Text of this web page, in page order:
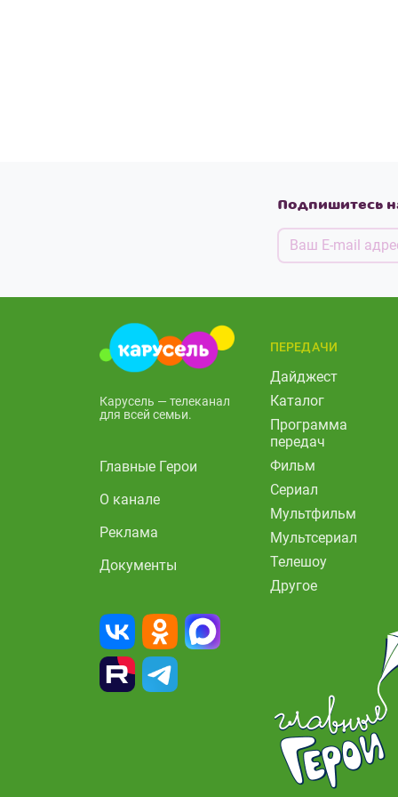
Подпишитесь
Карусель — телеканал
для всей семьи.
Главные Герои
О канале
Реклама
Документы
ПЕРЕДАЧИ
Дайджест
Каталог
Программа
передач
Фильм
Сериал
Мультфильм
Мультсериал
Телешоу
Другое